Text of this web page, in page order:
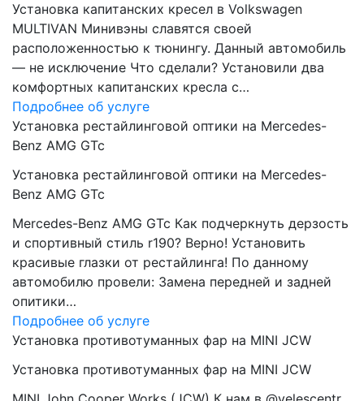
Установка капитанских кресел в Volkswagen
MULTIVAN Минивэны славятся своей
расположенностью к тюнингу. Данный автомобиль
— не исключение Что сделали? Установили два
комфортных капитанских кресла с…
Подробнее об услуге
Установка рестайлинговой оптики на Mercedes-
Benz AMG GTc
Установка рестайлинговой оптики на Mercedes-
Benz AMG GTc
Mercedes-Benz AMG GTc Как подчеркнуть дерзость
и спортивный стиль r190? Верно! Установить
красивые глазки от рестайлинга! По данному
автомобилю провели: Замена передней и задней
опитики…
Подробнее об услуге
Установка противотуманных фар на MINI JCW
Установка противотуманных фар на MINI JCW